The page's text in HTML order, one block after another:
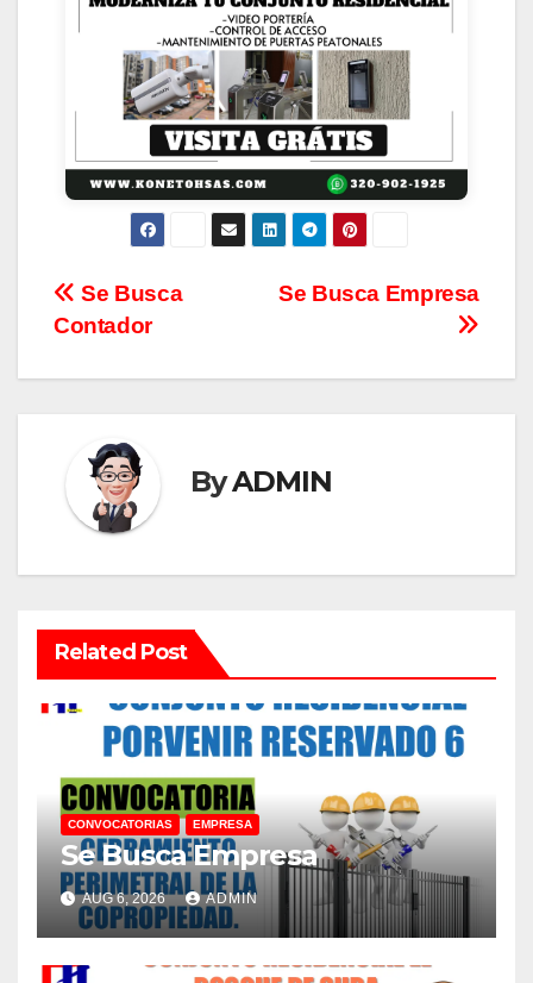
CONTACTANOS
Se Busca Empresa
Se Busca
Contador
ByADMIN
Related Post
CONVOCATORIAS EMPRESA
Se Busca Empresa
AUG 6, 2026 ADMIN